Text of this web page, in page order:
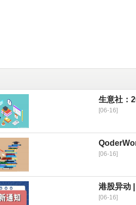
生意社：
[06-16]
[06-16]
港股异动
[06-16]